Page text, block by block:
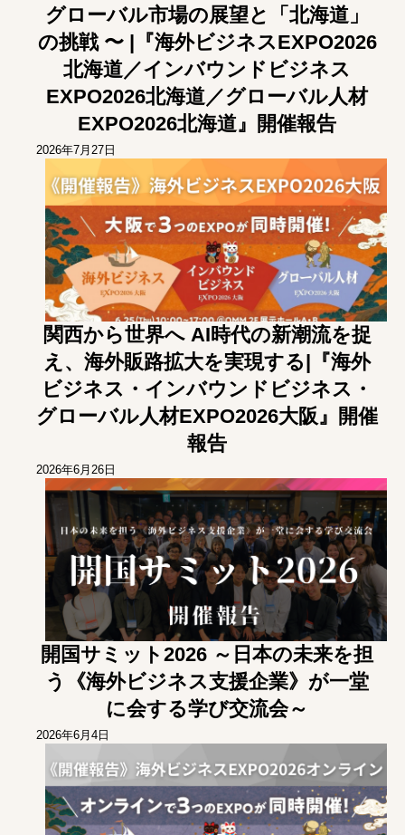
グローバル市場の展望と「北海道」
の挑戦 〜 |『海外ビジネスEXPO2026
北海道／インバウンドビジネス
EXPO2026北海道／グローバル人材
EXPO2026北海道』開催報告
2026年7月27日
関西から世界へ AI時代の新潮流を捉
え、海外販路拡大を実現する|『海外
ビジネス・インバウンドビジネス・
グローバル人材EXPO2026大阪』開催
報告
2026年6月26日
開国サミット2026 ～日本の未来を担
う《海外ビジネス支援企業》が一堂
に会する学び交流会～
2026年6月4日